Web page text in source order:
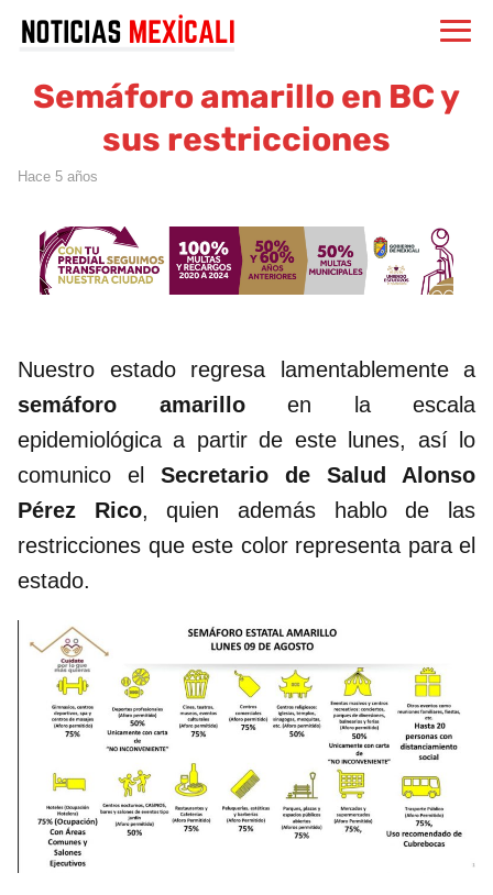
Semáforo amarillo en BC y
sus restricciones
hace 5 años
Nuestro estado regresa lamentablemente a
semáforo amarilloen la escala
epidemiológica a partir de este lunes, así lo
comunico el Secretario de Salud Alonso
Pérez Rico, quien además hablo de las
restricciones que este color representa para el
estado.